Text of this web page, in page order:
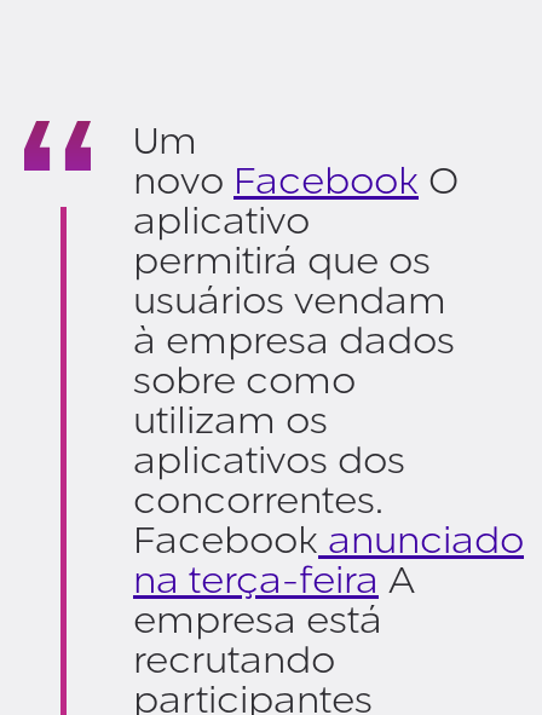
Um
novo Facebook O
aplicativo
permitirá que os
usuários vendam
à empresa dados
sobre como
utilizam os
aplicativos dos
concorrentes.
Facebook anunciado
na terça-feira A
empresa está
recrutando
participantes